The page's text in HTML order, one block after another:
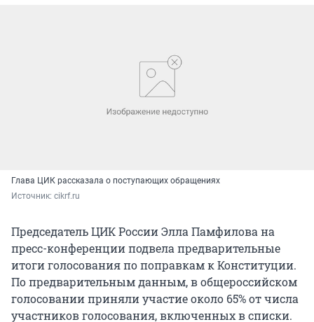
Глава ЦИК рассказала о поступающих обращениях
Источник: cikrf.ru
Председатель ЦИК России Элла Памфилова на
пресс-конференции подвела предварительные
итоги голосования по поправкам к Конституции.
По предварительным данным, в общероссийском
голосовании приняли участие около 65% от числа
участников голосования, включенных в списки.